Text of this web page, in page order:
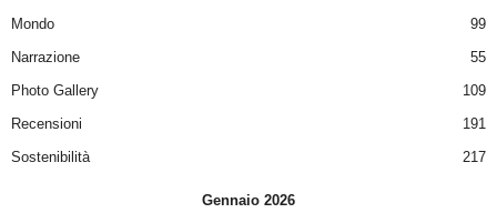
Mondo
99
Narrazione
55
Photo Gallery
109
Recensioni
191
Sostenibilità
217
Gennaio 2026